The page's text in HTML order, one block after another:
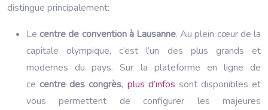
distingue principalement:
Lecentre de convention à Lausanne. Au plein cœur de la
capitale olympique, c’est l’un des plus grands et
modernes du pays. Sur la plateforme en ligne de
cecentre des congrès, plus d’infos sont disponibles et
vous permettent de configurer les majeures